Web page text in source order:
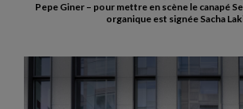
Pepe Giner – pour mettre en scène le canapé
organique est signée Sacha